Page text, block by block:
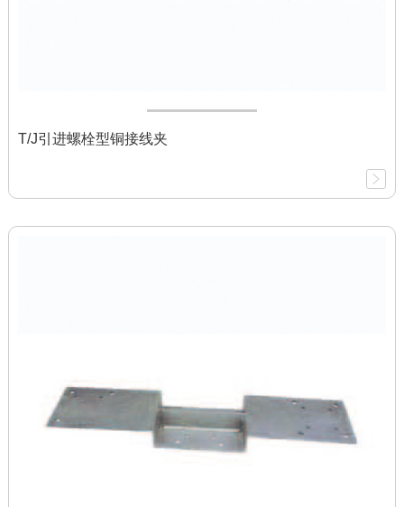
T/J引进螺栓型铜接线夹